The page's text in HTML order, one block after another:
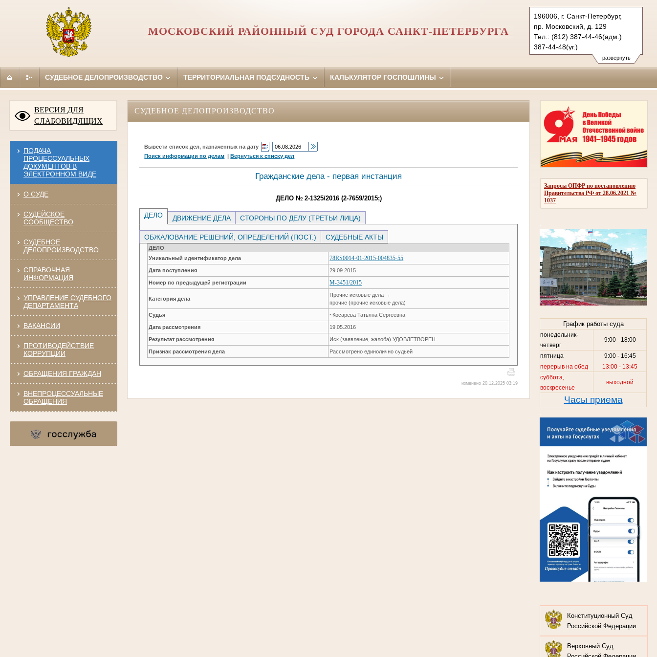
развернуть
196006, г. Санкт-Петербург,
пр. Московский, д. 129
Тел.: (812) 387-44-46(адм.)
387-44-48(уг.)
388-70-39(гр)
msk.spb@sudrf.ru
МОСКОВСКИЙ РАЙОННЫЙ СУД ГОРОДА САНКТ-ПЕТЕРБУРГА
СУДЕБНОЕ ДЕЛОПРОИЗВОДСТВО ТЕРРИТОРИАЛЬНАЯ ПОДСУДНОСТЬ КАЛЬКУЛЯТОР ГОСПОШЛИНЫ
ВЕРСИЯ ДЛЯ
СЛАБОВИДЯЩИХ
ПОДАЧА
ПРОЦЕССУАЛЬНЫХ
ДОКУМЕНТОВ В
ЭЛЕКТРОННОМ ВИДЕ
О СУДЕ
СУДЕЙСКОЕ
СООБЩЕСТВО
СУДЕБНОЕ
ДЕЛОПРОИЗВОДСТВО
СПРАВОЧНАЯ
ИНФОРМАЦИЯ
УПРАВЛЕНИЕ СУДЕБНОГО
ДЕПАРТАМЕНТА
ВАКАНСИИ
ПРОТИВОДЕЙСТВИЕ
КОРРУПЦИИ
ОБРАЩЕНИЯ ГРАЖДАН
ВНЕПРОЦЕССУАЛЬНЫЕ
ОБРАЩЕНИЯ
Запросы ОПФР по постановлению
Правительства РФ от 28.06.2021 №
1037
График работы суда
понедельник-
четверг
9:00 - 18:00
пятница
9:00 - 16:45
перерыв на обед
13:00 - 13:45
суббота,
воскресенье
выходной
Часы приема
Конституционный Суд
Российской Федерации
Верховный Суд
СУДЕБНОЕ ДЕЛОПРОИЗВОДСТВО
Вывести список дел, назначенных на дату
Поиск информации по делам |Вернуться к списку дел
Гражданские дела - первая инстанция
ДЕЛО № 2-1325/2016 (2-7659/2015;)
ДЕЛО ДВИЖЕНИЕ ДЕЛА СТОРОНЫ ПО ДЕЛУ (ТРЕТЬИ ЛИЦА)
ОБЖАЛОВАНИЕ РЕШЕНИЙ, ОПРЕДЕЛЕНИЙ (ПОСТ.) СУДЕБНЫЕ АКТЫ
ДЕЛО
Уникальный идентификатор дела
78RS0014-01-2015-004835-55
Дата поступления 29.09.2015
Номер по предыдущей регистрации М-3451/2015
Категория дела
Прочие исковые дела →
прочие (прочие исковые дела)
Судья ~Косарева Татьяна Сергеевна
Дата рассмотрения 19.05.2016
Результат рассмотрения Иск (заявление, жалоба) УДОВЛЕТВОРЕН
Признак рассмотрения дела Рассмотрено единолично судьей
изменено 20.12.2025 03:19